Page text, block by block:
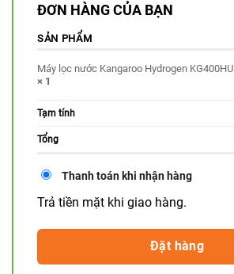
ĐƠN HÀNG CỦA BẠN
SẢN PHẨM
Máy lọc nước Kangaroo Hydrogen KG400HU
× 1
Tạm tính
Tổng
Thanh toán khi nhận hàng
Trả tiền mặt khi giao hàng.
Đặt hàng